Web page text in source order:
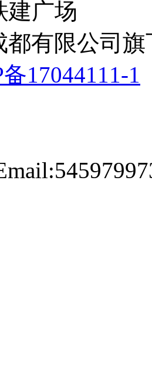
建广场
有限公司旗
17044111-1